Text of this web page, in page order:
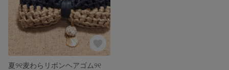
夏୨୧麦わらリボンヘアゴム୨୧